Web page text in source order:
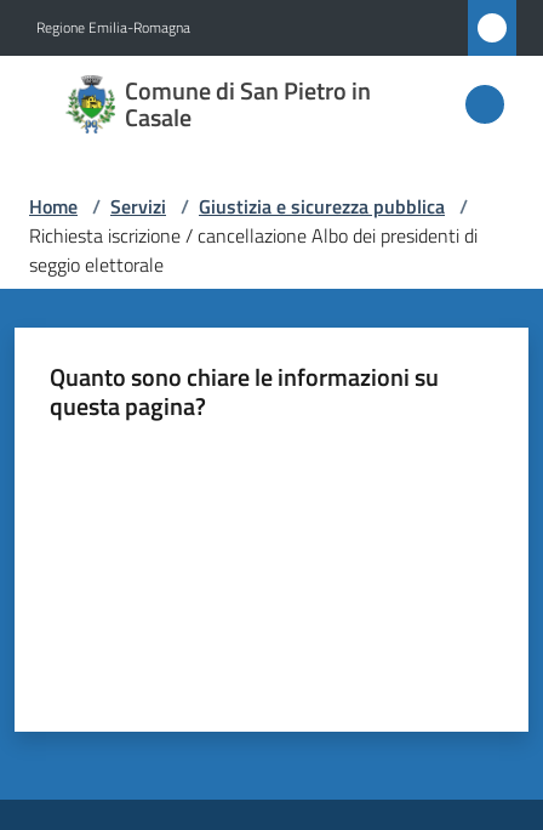
Regione Emilia-Romagna
Comune di San Pietro in
Casale
Comune
di San
in
Casale
Amministrazione
Novità
Home / Servizi / Giustizia e sicurezza pubblica /
Richiesta iscrizione / cancellazione Albo dei presidenti di
seggio elettorale
Quanto sono chiare le informazioni su
questa pagina?